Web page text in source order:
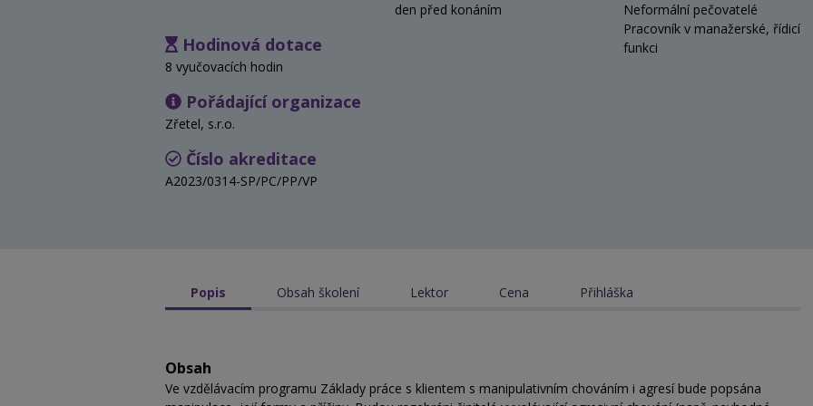
den před konáním
Hodinová dotace
8 vyučovacích hodin
Pořádající organizace
Zřetel, s.r.o.
Číslo akreditace
A2023/0314-SP/PC/PP/VP
Neformální pečovatelé
Pracovník v manažerské, řídicí
funkci
Popis Obsah školení Lektor Cena Přihláška
Obsah
Ve vzdělávacím programu Základy práce s klientem s manipulativním chováním i agresí bude popsána